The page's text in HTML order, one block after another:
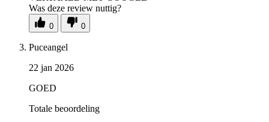
Was deze review nuttig?
0 0
Puceangel
22 jan 2026
GOED
Totale beoordeling